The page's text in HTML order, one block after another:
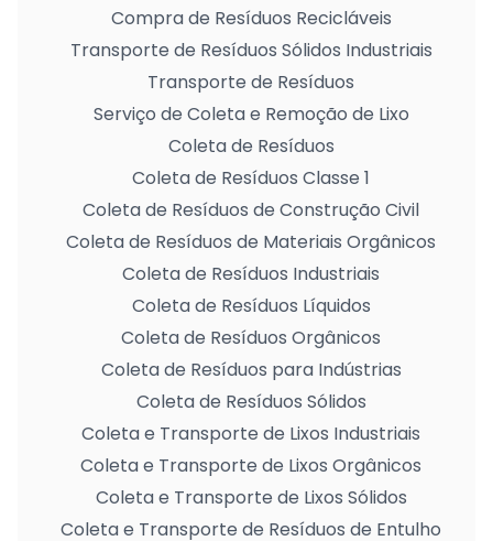
Compra de Resíduos Recicláveis
Transporte de Resíduos Sólidos Industriais
Transporte de Resíduos
Serviço de Coleta e Remoção de Lixo
Coleta de Resíduos
Coleta de Resíduos Classe 1
Coleta de Resíduos de Construção Civil
Coleta de Resíduos de Materiais Orgânicos
Coleta de Resíduos Industriais
Coleta de Resíduos Líquidos
Coleta de Resíduos Orgânicos
Coleta de Resíduos para Indústrias
Coleta de Resíduos Sólidos
Coleta e Transporte de Lixos Industriais
Coleta e Transporte de Lixos Orgânicos
Coleta e Transporte de Lixos Sólidos
Coleta e Transporte de Resíduos de Entulho